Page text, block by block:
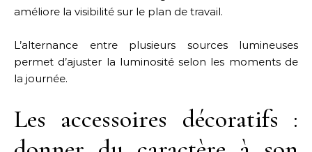
améliore la visibilité sur le plan de travail.
L’alternance entre plusieurs sources lumineuses
permet d’ajuster la luminosité selon les moments de
la journée.
Les accessoires décoratifs :